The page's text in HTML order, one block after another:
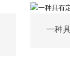
一种